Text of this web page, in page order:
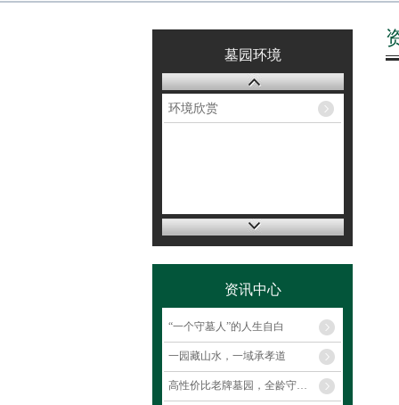
墓园环境
环境欣赏
资讯中心
“一个守墓人”的人生自白
一园藏山水，一域承孝道
高性价比老牌墓园，全龄守护省心优选